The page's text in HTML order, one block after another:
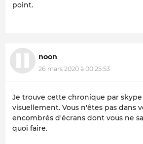
point.
noon
26 mars 2020 à 00:25:53
Je trouve cette chronique par
visuellement. Vous n'êtes pas dans
encombrés d'écrans dont vous ne
quoi faire.